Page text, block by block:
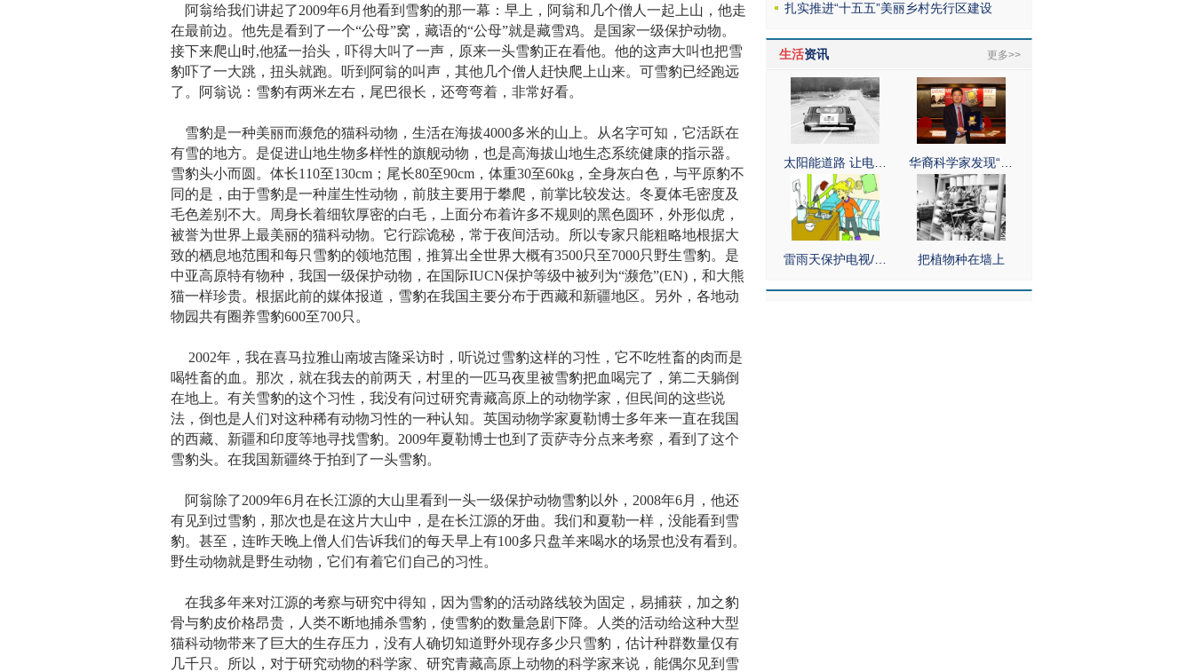
阿翁给我们讲起了2009年6月他看到雪豹的那一幕：早上，阿翁和几个僧人一起上山，他走
在最前边。他先是看到了一个“公母”窝，藏语的“公母”就是藏雪鸡。是国家一级保护动物。
接下来爬山时,他猛一抬头，吓得大叫了一声，原来一头雪豹正在看他。他的这声大叫也把雪
豹吓了一大跳，扭头就跑。听到阿翁的叫声，其他几个僧人赶快爬上山来。可雪豹已经跑远
了。阿翁说：雪豹有两米左右，尾巴很长，还弯弯着，非常好看。
雪豹是一种美丽而濒危的猫科动物，生活在海拔4000多米的山上。从名字可知，它活跃在
有雪的地方。是促进山地生物多样性的旗舰动物，也是高海拔山地生态系统健康的指示器。
雪豹头小而圆。体长110至130cm；尾长80至90cm，体重30至60kg，全身灰白色，与平原豹不
同的是，由于雪豹是一种崖生性动物，前肢主要用于攀爬，前掌比较发达。冬夏体毛密度及
毛色差别不大。周身长着细软厚密的白毛，上面分布着许多不规则的黑色圆环，外形似虎，
被誉为世界上最美丽的猫科动物。它行踪诡秘，常于夜间活动。所以专家只能粗略地根据大
致的栖息地范围和每只雪豹的领地范围，推算出全世界大概有3500只至7000只野生雪豹。是
中亚高原特有物种，我国一级保护动物，在国际IUCN保护等级中被列为“濒危”(EN)，和大熊
猫一样珍贵。根据此前的媒体报道，雪豹在我国主要分布于西藏和新疆地区。另外，各地动
物园共有圈养雪豹600至700只。
2002年，我在喜马拉雅山南坡吉隆采访时，听说过雪豹这样的习性，它不吃牲畜的肉而是
喝牲畜的血。那次，就在我去的前两天，村里的一匹马夜里被雪豹把血喝完了，第二天躺倒
在地上。有关雪豹的这个习性，我没有问过研究青藏高原上的动物学家，但民间的这些说
法，倒也是人们对这种稀有动物习性的一种认知。英国动物学家夏勒博士多年来一直在我国
的西藏、新疆和印度等地寻找雪豹。2009年夏勒博士也到了贡萨寺分点来考察，看到了这个
雪豹头。在我国新疆终于拍到了一头雪豹。
阿翁除了2009年6月在长江源的大山里看到一头一级保护动物雪豹以外，2008年6月，他还
有见到过雪豹，那次也是在这片大山中，是在长江源的牙曲。我们和夏勒一样，没能看到雪
豹。甚至，连昨天晚上僧人们告诉我们的每天早上有100多只盘羊来喝水的场景也没有看到。
野生动物就是野生动物，它们有着它们自己的习性。
在我多年来对江源的考察与研究中得知，因为雪豹的活动路线较为固定，易捕获，加之豹
骨与豹皮价格昂贵，人类不断地捕杀雪豹，使雪豹的数量急剧下降。人类的活动给这种大型
猫科动物带来了巨大的生存压力，没有人确切知道野外现存多少只雪豹，估计种群数量仅有
几千只。所以，对于研究动物的科学家、研究青藏高原上动物的科学家来说，能偶尔见到雪
扎实推进“十五五”美丽乡村先行区建设
生活资讯 更多>>
太阳能道路 让电… 华裔科学家发现“…
雷雨天保护电视/… 把植物种在墙上